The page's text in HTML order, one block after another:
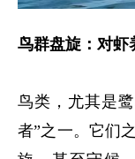
鸟群盘旋：对虾
鸟类，尤其是
者”之一。它们